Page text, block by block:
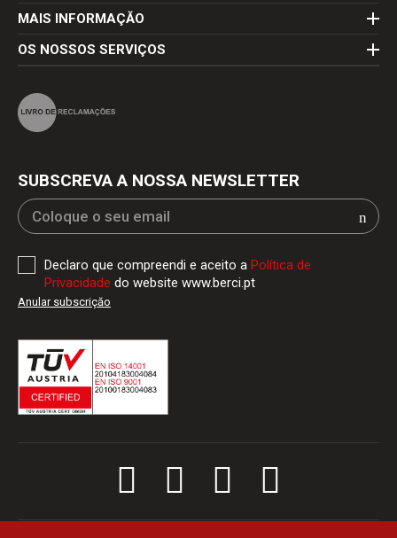
MAIS INFORMAÇĂO
OS NOSSOS SERVIÇOS
SUBSCREVA A NOSSA NEWSLETTER
Declaro que compreendi e aceito a Política de
Privacidade do website www.berci.pt
Anular subscriçăo